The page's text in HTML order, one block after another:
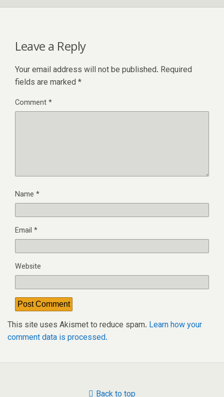
Leave a Reply
Your email address will not be published. Required
fields are marked *
Comment*
Name *
Email *
Website
This site uses Akismet to reduce spam. Learn how your
comment data is processed.